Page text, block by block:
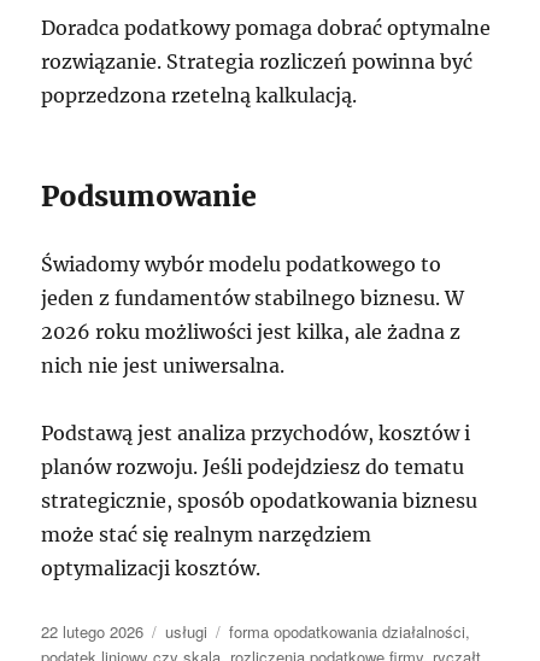
Doradca podatkowy pomaga dobrać optymalne
rozwiązanie. Strategia rozliczeń powinna być
poprzedzona rzetelną kalkulacją.
Podsumowanie
Świadomy wybór modelu podatkowego to
jeden z fundamentów stabilnego biznesu. W
2026 roku możliwości jest kilka, ale żadna z
nich nie jest uniwersalna.
Podstawą jest analiza przychodów, kosztów i
planów rozwoju. Jeśli podejdziesz do tematu
strategicznie, sposób opodatkowania biznesu
może stać się realnym narzędziem
optymalizacji kosztów.
Data
publikacji
22 lutego 2026 Kategorie
usługi Tagi
forma opodatkowania działalności,